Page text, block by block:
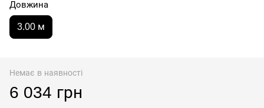
Довжина
3.00 м
Немає в наявності
6 034 грн